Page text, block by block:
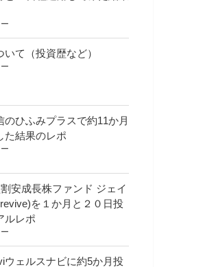
いて（投資歴など）
のひふみプラスで約11か月
た結果のレポ
安成長株ファンド ジェイ
を１か月と２０日投
ルレポ
ウェルスナビに約5か月投